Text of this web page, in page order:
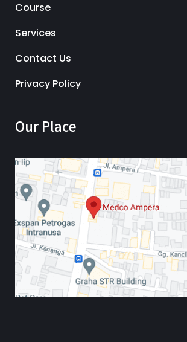
Course
Services
Contact Us
Privacy Policy
Our Place